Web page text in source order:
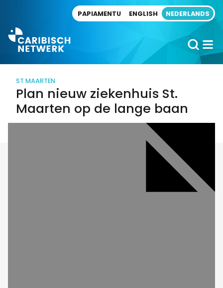
PAPIAMENTU ENGLISH NEDERLANDS
ST MAARTEN
Plan nieuw ziekenhuis St.
Maarten op de lange baan